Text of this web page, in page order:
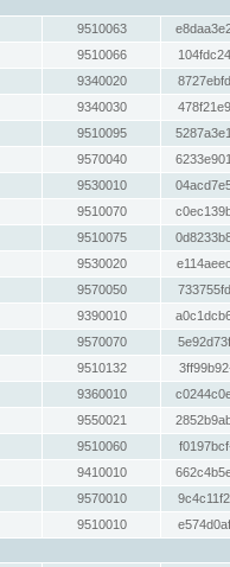
9510063
9510066
9340020
9340030
9510095
9570040
9530010
9510070
9510075
9530020
9570050
9390010
9570070
9510132
9360010
9550021
9510060
9410010
9570010
9510010